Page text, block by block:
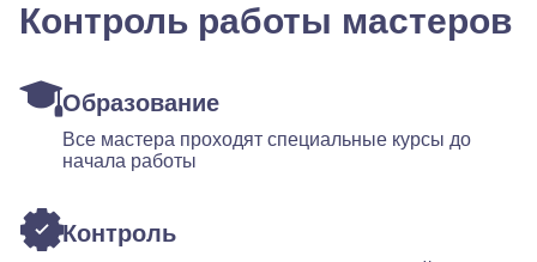
Контроль работы мастеров
Образование
Все мастера проходят специальные курсы до
начала работы
Контроль